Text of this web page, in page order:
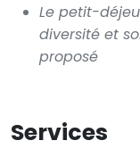
Le petit-
diversité et
proposé
Services